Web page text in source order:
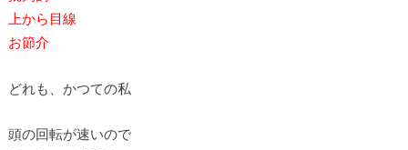
上から目線
お節介
どれも、かつての私
頭の回転が速いので